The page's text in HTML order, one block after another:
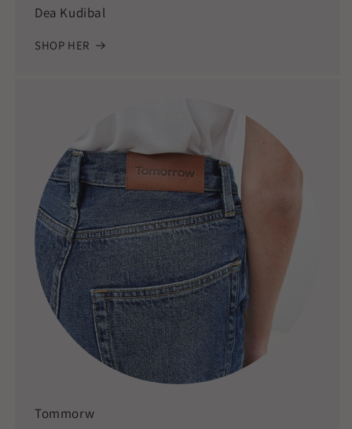
Dea Kudibal
SHOP HER
Tommorw